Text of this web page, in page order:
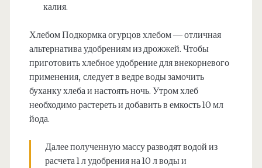
калия.
Хлебом Подкормка огурцов хлебом — отличная
альтернатива удобрениям из дрожжей. Чтобы
приготовить хлебное удобрение для внекорневого
применения, следует в ведре воды замочить
буханку хлеба и настоять ночь. Утром хлеб
необходимо растереть и добавить в емкость 10 мл
йода.
Далее полученную массу разводят водой из
расчета 1 л удобрения на 10 л воды и